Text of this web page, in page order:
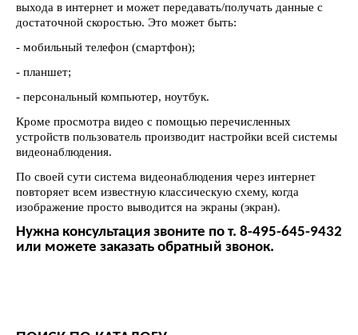
выхода в интернет и может передавать/получать данные с
достаточной скоростью. Это может быть:
- мобильный телефон (смартфон);
- планшет;
- персональный компьютер, ноутбук.
Кроме просмотра видео с помощью перечисленных
устройств пользователь производит настройки всей системы
видеонаблюдения.
По своей сути система видеонаблюдения через интернет
повторяет всем известную классическую схему, когда
изображение просто выводится на экраны (экран).
Нужна консультация звоните по т. 8-495-645-9432
или можете заказать обратный звонок.